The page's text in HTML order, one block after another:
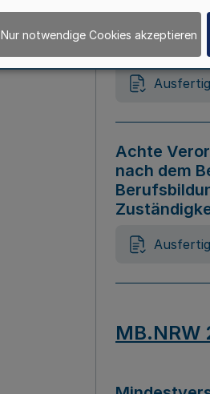
Gesetz
Achte
nach dem
MB.NRW
Nur notwendige Cookies akzeptieren